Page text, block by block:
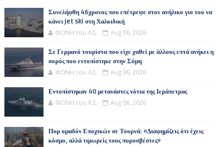
Συνελήφθη 46χρονος που επέτρεψε στον ανήλικο γιο του να
κάνει jet ski στη Χαλκιδική
ΦΩΝΗ του Λ.Σ. Aug 06, 2026
Σε Γερμανό τουρίστα που είχε χαθεί με άλλους επτά ανήκει η
σορός που εντοπίστηκε στην Σύμη
ΦΩΝΗ του Λ.Σ. Aug 06, 2026
Εντοπίστηκαν 40 μετανάστες νότια της Ιεράπετρας
ΦΩΝΗ του Λ.Σ. Aug 06, 2026
Πυρ ομαδόν Εποχικών σε Τουρνά: «Διαφημίζεις ότι έχεις
κόσμο, αλλά τιμωρείς τους πυροσβέστες»